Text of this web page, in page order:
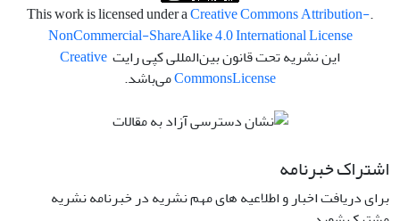
.This work is licensed under a
Creative Commons Attribution-
NonCommercial-ShareAlike 4.0 International License
این نشریه تحت قانون بین‌المللی کپی رایت Creative
CommonsLicense می‌باشد.
اشتراک خبرنامه
برای دریافت اخبار و اطلاعیه های مهم نشریه در خبرنامه نشریه